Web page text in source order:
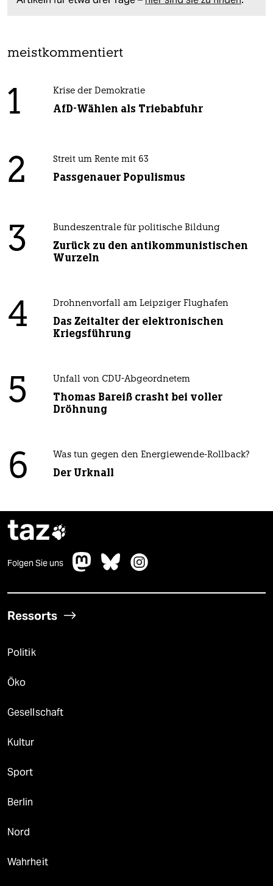
meistkommentiert
1 Krise der Demokratie
AfD-Wählen als Triebabfuhr
2 Streit um Rente mit 63
Passgenauer Populismus
3 Bundeszentrale für politische Bildung
Zurück zu den antikommunistischen
Wurzeln
4 Drohnenvorfall am Leipziger Flughafen
Das Zeitalter der elektronischen
Kriegsführung
5 Unfall von CDU-Abgeordnetem
Thomas Bareiß crasht bei voller
Dröhnung
6 Was tun gegen den Energiewende-Rollback?
Der Urknall
taz
Folgen Sie uns
Ressorts
Politik
Öko
Gesellschaft
Kultur
Sport
Berlin
Nord
Wahrheit